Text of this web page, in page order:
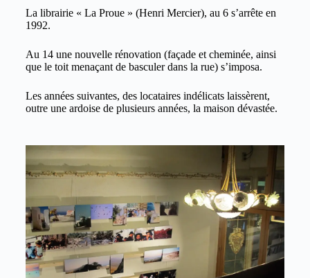
La librairie « La Proue » (Henri Mercier), au 6 s’arrête en
1992.
Au 14 une nouvelle rénovation (façade et cheminée, ainsi
que le toit menaçant de basculer dans la rue) s’imposa.
Les années suivantes, des locataires indélicats laissèrent,
outre une ardoise de plusieurs années, la maison dévastée.